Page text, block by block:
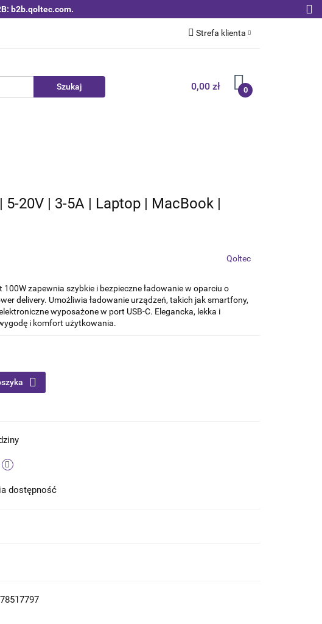
b2b.qoltec.com.
Strefa klienta
Zarejestruj się
0,00 zł 0
4G 5G
20V | 3-5A | Laptop | MacBook |
Qoltec
zapewnia szybkie i bezpieczne ładowanie w oparciu o
delivery. Umożliwia ładowanie urządzeń, takich jak smartfony,
wyposażone w port USB-C. Elegancka, lekka i
i komfort użytkowania.
dostępność